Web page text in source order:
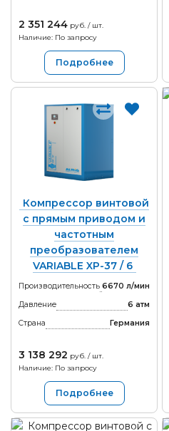
2 351 244 руб. / шт.
Наличие: По запросу
Подробнее
Компрессор винтовой
с прямым приводом и
частотным
преобразователем
VARIABLE XP-37 / 6
Производительность 6670 л/мин
Давление
6 атм
Страна
Германия
3 138 292 руб. / шт.
Наличие: По запросу
Подробнее